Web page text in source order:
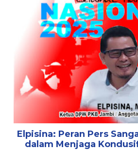
Elpisina: Peran Pers
dalam Menjaga